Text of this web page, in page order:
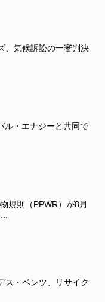
、気候訴訟の一審判決
ル・エナジーと共同で
規則（PPWR）が8月
ス・ベンツ、リサイク